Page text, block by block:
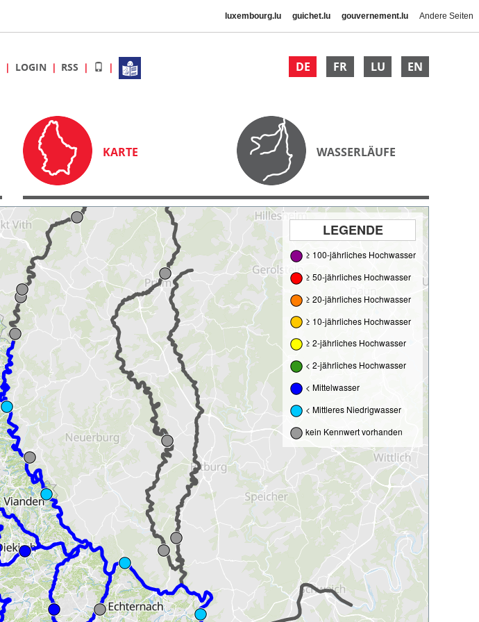
luxembourg.lu guichet.lu gouvernement.lu Andere Seiten
DE FR LU EN
LOGIN RSS
KARTE WASSERLÄUFE
LEGENDE
≥ 100-jährliches Hochwasser
≥ 50-jährliches Hochwasser
≥ 20-jährliches Hochwasser
≥ 10-jährliches Hochwasser
≥ 2-jährliches Hochwasser
< 2-jährliches Hochwasser
< Mittelwasser
< Mittleres Niedrigwasser
kein Kennwert vorhanden